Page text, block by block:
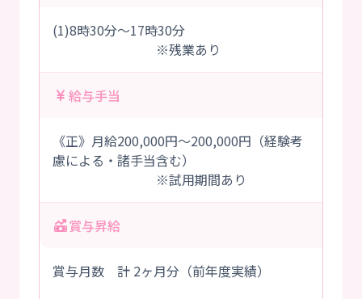
(1)8時30分～17時30分
※残業あり
給与手当
《正》月給200,000円～200,000円（経験考
慮による・諸手当含む）
※試用期間あり
賞与昇給
賞与月数 計 2ヶ月分（前年度実績）